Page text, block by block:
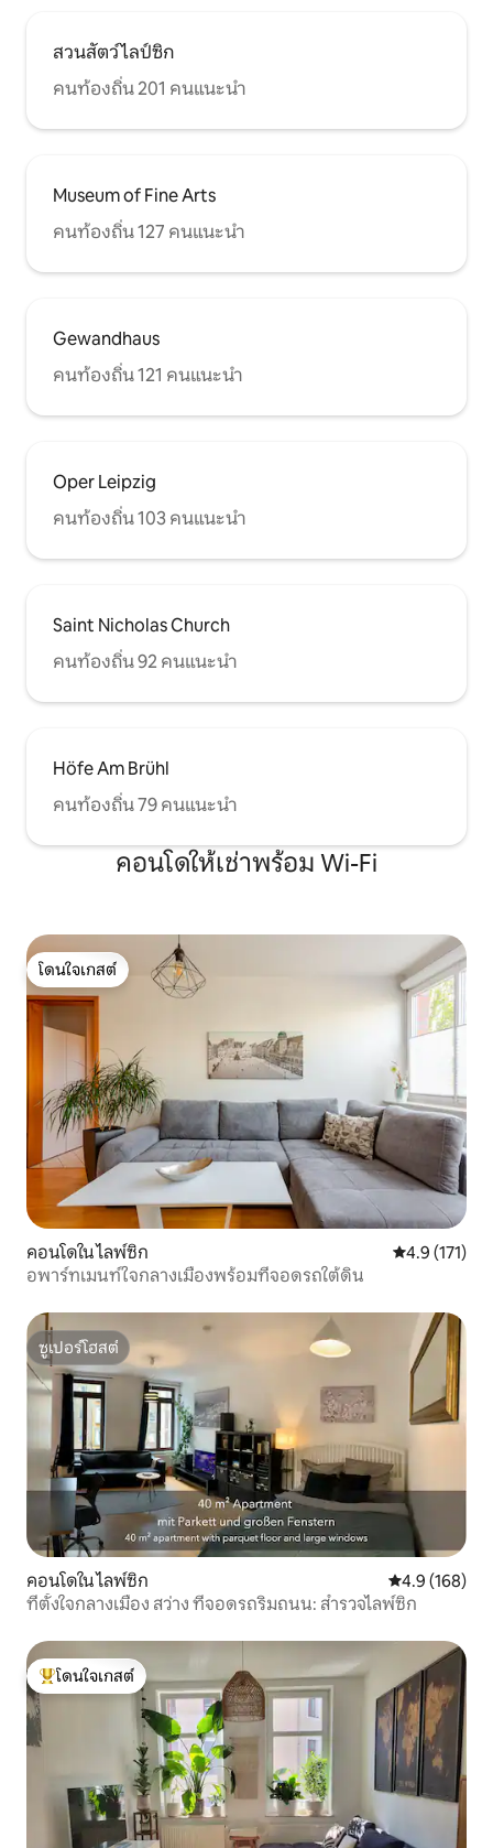
สวนสัตว์ไลป์ซิก
คนท้องถิ่น 201 คนแนะนำ
Museum of Fine Arts
คนท้องถิ่น 127 คนแนะนำ
Gewandhaus
คนท้องถิ่น 121 คนแนะนำ
Oper Leipzig
คนท้องถิ่น 103 คนแนะนำ
Saint Nicholas Church
คนท้องถิ่น 92 คนแนะนำ
Höfe Am Brühl
คนท้องถิ่น 79 คนแนะนำ
คอนโดให้เช่าพร้อม Wi-Fi
โดนใจเกสต์
โดนใจเกสต์
คอนโดใน ไลพ์ซิก คะแนนเฉลี่ย
4.9 (171)
อพาร์ทเมนท์ใจกลางเมืองพร้อมที่จอดรถใต้ดิน
ซูเปอร์โฮสต์
ซูเปอร์โฮสต์
คอนโดใน ไลพ์ซิก คะแนนเฉลี่ย
4.9 (168)
ที่ตั้งใจกลางเมือง สว่าง ที่จอดรถริมถนน: สำรวจไลพ์ซิก
โดนใจเกสต์ที่สุด
โดนใจเกสต์